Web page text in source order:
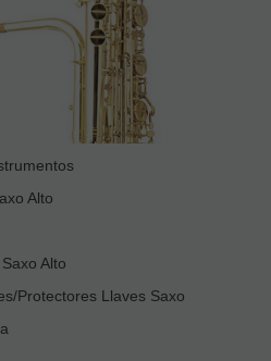
Alto
Alto
Protectores Llaves Saxo